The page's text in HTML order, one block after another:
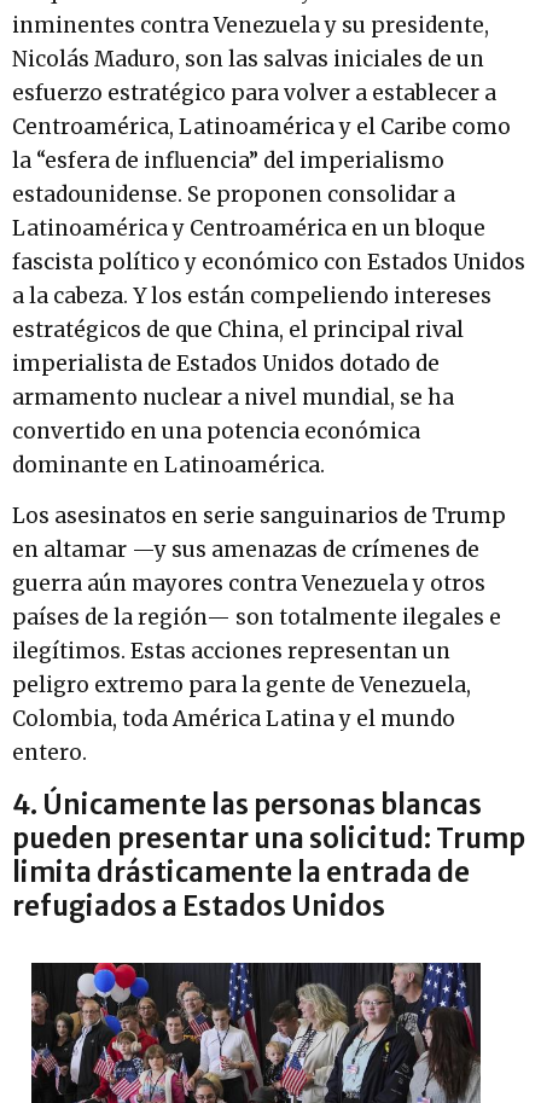
inminentes contra Venezuela y su presidente,
Nicolás Maduro, son las salvas iniciales de un
esfuerzo estratégico para volver a establecer a
Centroamérica, Latinoamérica y el Caribe como
la “esfera de influencia” del imperialismo
estadounidense. Se proponen consolidar a
Latinoamérica y Centroamérica en un bloque
fascista político y económico con Estados Unidos
a la cabeza. Y los están compeliendo intereses
estratégicos de que China, el principal rival
imperialista de Estados Unidos dotado de
armamento nuclear a nivel mundial, se ha
convertido en una potencia económica
dominante en Latinoamérica.
Los asesinatos en serie sanguinarios de Trump
en altamar —y sus amenazas de crímenes de
guerra aún mayores contra Venezuela y otros
países de la región— son totalmente ilegales e
ilegítimos. Estas acciones representan un
peligro extremo para la gente de Venezuela,
Colombia, toda América Latina y el mundo
entero.
4. Únicamente las personas blancas
pueden presentar una solicitud: Trump
limita drásticamente la entrada de
refugiados a Estados Unidos